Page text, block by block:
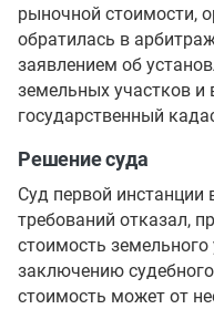
рыночной стоимости,
обратилась в
заявлением об
земельных участков и
государственный
Решение суда
Суд первой инстанции
требований отказал,
стоимость земельного
заключению
стоимость может от